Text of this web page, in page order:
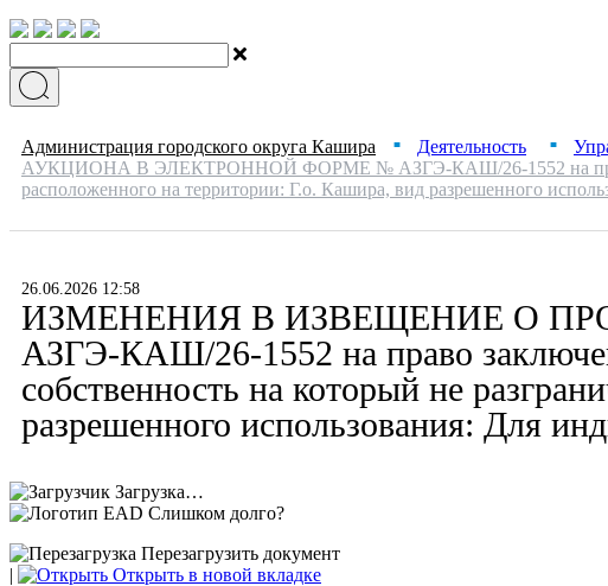
Администрация городского округа Кашира ■ Деятельность ■
АУКЦИОНА В ЭЛЕКТРОННОЙ ФОРМЕ № АЗГЭ-КАШ/26-1552 на право
расположенного на территории: Г.о. Кашира, вид разрешенного
26.06.2026 12:58
ИЗМЕНЕНИЯ В ИЗВЕЩЕНИЕ О
АЗГЭ-КАШ/26-1552 на право
собственность на который не
разрешенного использования: Для
Загрузка…
Слишком долго?
Перезагрузить документ
|
Открыть в новой вкладке